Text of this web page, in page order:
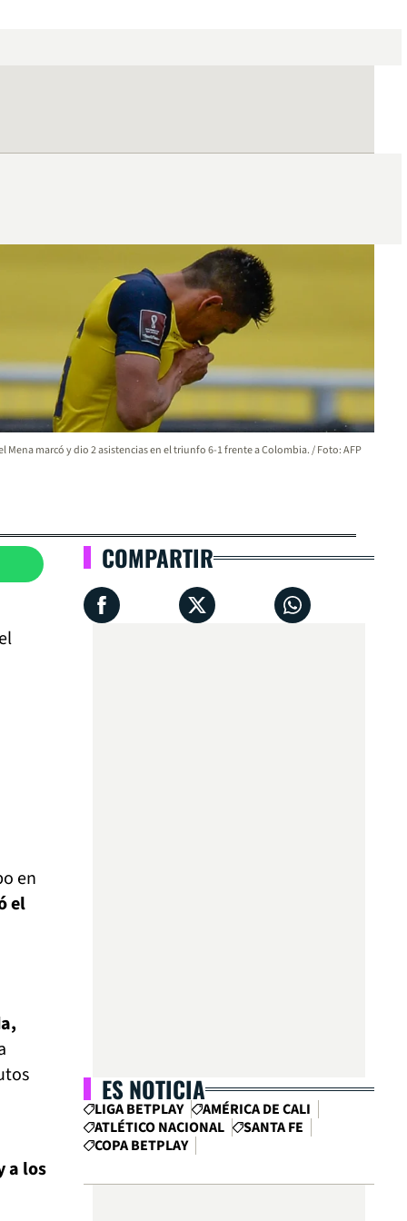
Mena marcó y dio 2 asistencias en el triunfo 6-1 frente a Colombia. / Foto: AFP
en
el
a los
COMPARTIR
ES NOTICIA
LIGA BETPLAY
AMÉRICA DE CALI
ATLÉTICO NACIONAL
SANTA FE
COPA BETPLAY